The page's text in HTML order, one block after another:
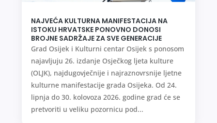
NAJVEĆA KULTURNA MANIFESTACIJA NA
ISTOKU HRVATSKE PONOVNO DONOSI
BROJNE SADRŽAJE ZA SVE GENERACIJE
Grad Osijek i Kulturni centar Osijek s ponosom
najavljuju 26. izdanje Osječkog ljeta kulture
(OLJK), najdugovječnije i najraznovrsnije ljetne
kulturne manifestacije grada Osijeka. Od 24.
lipnja do 30. kolovoza 2026. godine grad će se
pretvoriti u veliku pozornicu pod...